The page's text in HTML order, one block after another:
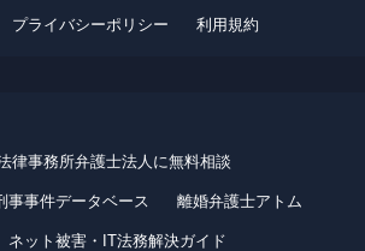
プライバシーポリシー 利用規約
律事務所弁護士法人に無料相談
事事件データベース 離婚弁護士アトム
ネット被害・IT法務解決ガイド